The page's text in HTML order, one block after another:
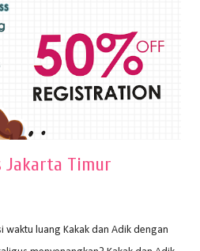
yang mempesona dan tentunya
Ciri-ciri teknik plakat, yaitu: Sapuan
lukisan menutupi seluruh bagian
Jakarta Timur
luang Kakak dan Adik dengan